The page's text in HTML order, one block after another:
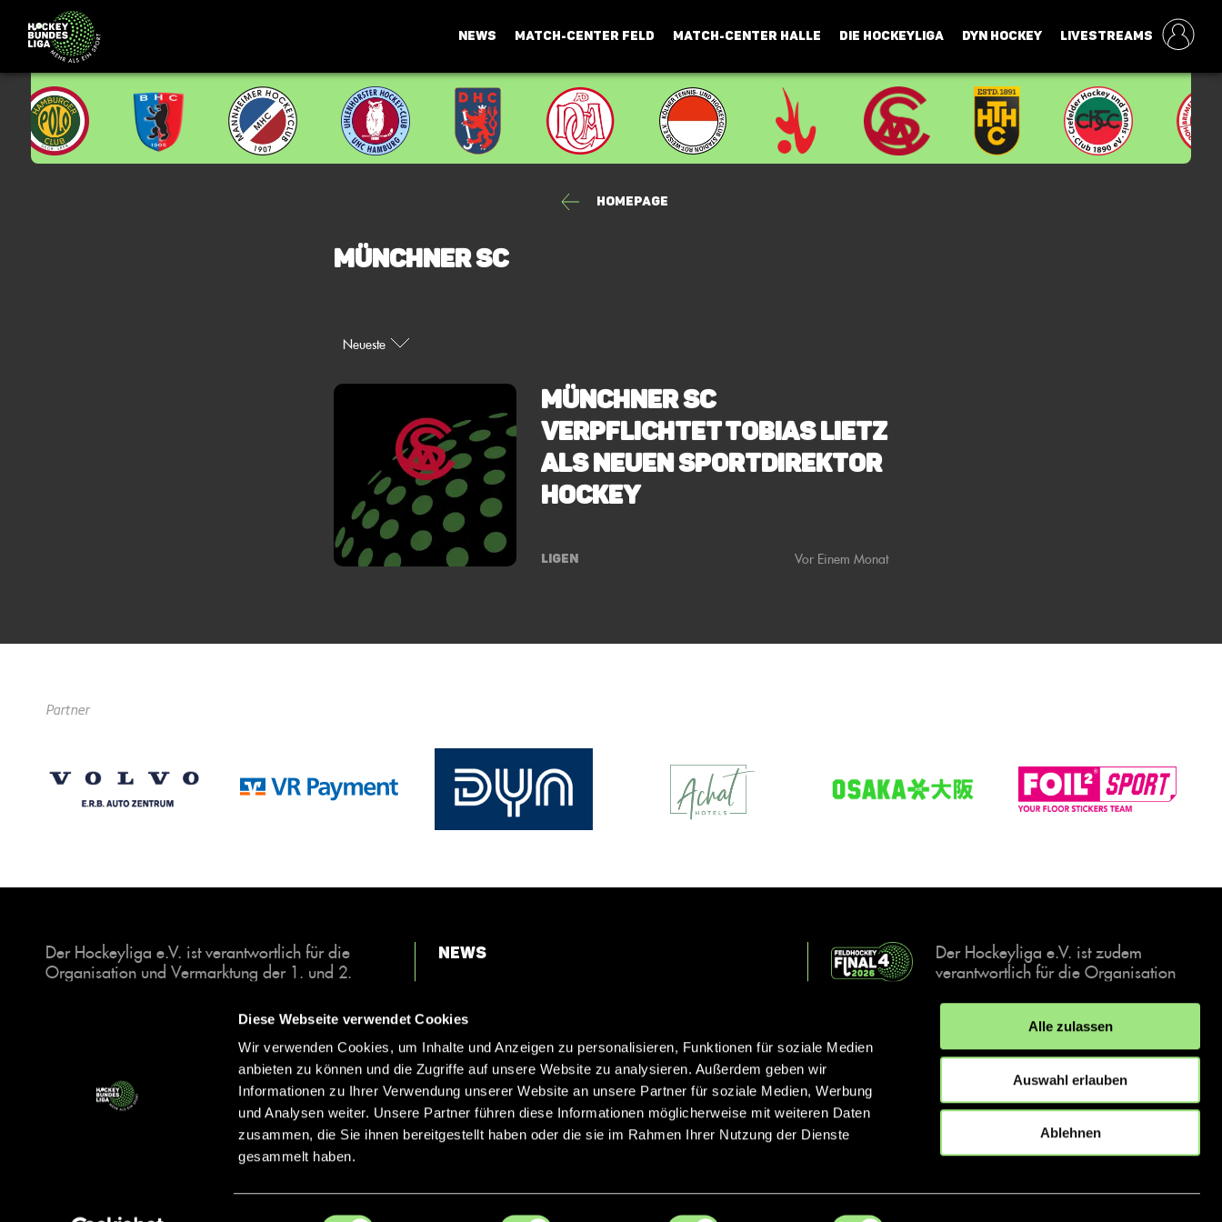
Diese Webseite verwendet Cookies
Wir verwenden Cookies, um Inhalte und Anzeigen zu personalisieren, Funktionen für soziale Medien
anbieten zu können und die Zugriffe auf unsere Website zu analysieren. Außerdem geben wir
Informationen zu Ihrer Verwendung unserer Website an unsere Partner für soziale Medien, Werbung
und Analysen weiter. Unsere Partner führen diese Informationen möglicherweise mit weiteren Daten
zusammen, die Sie ihnen bereitgestellt haben oder die sie im Rahmen Ihrer Nutzung der Dienste
gesammelt haben.
Einwilligungsauswahl
Alle zulassen
Auswahl erlauben
Ablehnen
NEWS MATCH-CENTER FELD MATCH-CENTER HALLE DIE HOCKEYLIGA DYN HOCKEY LIVESTREAMS
Homepage
Münchner SC
Neueste
Münchner SC
verPFLIchtet Tobias Lietz
als neuen Sportdirektor
Hockey
LIGEN Vor Einem Monat
Partner
Der Hockeyliga e.V. ist verantwortlich für die
Organisation und Vermarktung der 1. und 2.
Halle. Insgesamt sind über 60 Vereine unter dem
Dach der Hockeyliga organisiert, sowohl im
Herren als auch im Damen Bereich.
News
Kontakt
Der Hockeyliga e.V. ist zudem
verantwortlich für die Organisation
Events, der deutschen Hockey-
Meisterschaften.
IMPRESSUM DATENSCHUTZERKLÄRUNG
© 2026 hockey.de